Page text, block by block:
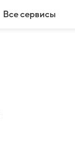
Все сервисы